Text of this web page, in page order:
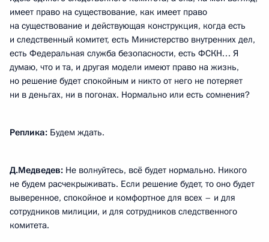
имеет право на существование, как имеет право
на существование и действующая конструкция, когда есть
и следственный комитет, есть Министерство внутренних дел,
есть Федеральная служба безопасности, есть ФСКН… Я
думаю, что и та, и другая модели имеют право на жизнь,
но решение будет спокойным и никто от него не потеряет
ни в деньгах, ни в погонах. Нормально или есть сомнения?
Реплика: Будем ждать.
Д.Медведев: Не волнуйтесь, всё будет нормально. Никого
не будем расчекрыживать. Если решение будет, то оно будет
выверенное, спокойное и комфортное для всех – и для
сотрудников милиции, и для сотрудников следственного
комитета.